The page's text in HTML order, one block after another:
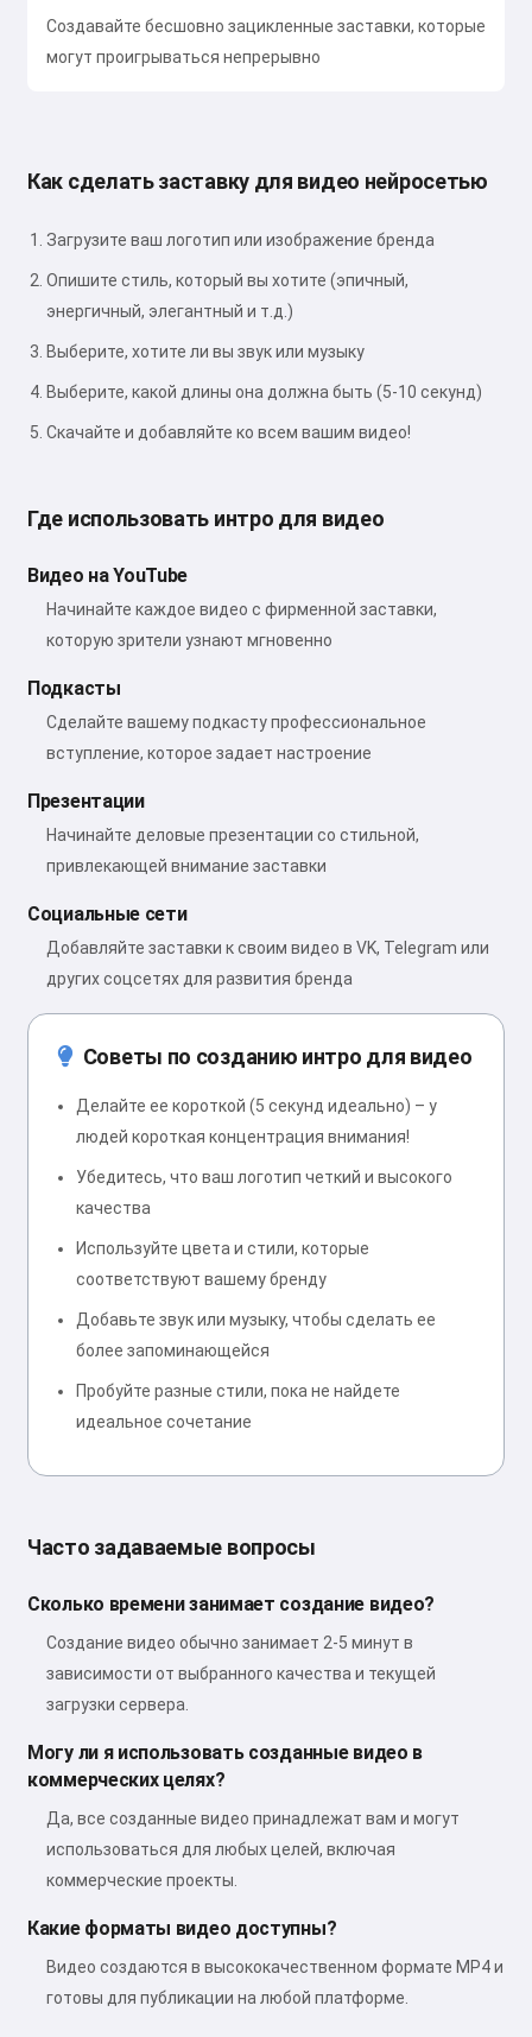
Создавайте бесшовно зацикленные заставки, которые
могут проигрываться непрерывно
Как сделать заставку для видео нейросетью
Загрузите ваш логотип или изображение бренда
Опишите стиль, который вы хотите (эпичный,
энергичный, элегантный и т.д.)
Выберите, хотите ли вы звук или музыку
Выберите, какой длины она должна быть (5-10 секунд)
Скачайте и добавляйте ко всем вашим видео!
Где использовать интро для видео
Видео на YouTube
Начинайте каждое видео с фирменной заставки,
которую зрители узнают мгновенно
Подкасты
Сделайте вашему подкасту профессиональное
вступление, которое задает настроение
Презентации
Начинайте деловые презентации со стильной,
привлекающей внимание заставки
Социальные сети
Добавляйте заставки к своим видео в VK, Telegram или
других соцсетях для развития бренда
Советы по созданию интро для видео
Делайте ее короткой (5 секунд идеально) – у
людей короткая концентрация внимания!
Убедитесь, что ваш логотип четкий и высокого
качества
Используйте цвета и стили, которые
соответствуют вашему бренду
Добавьте звук или музыку, чтобы сделать ее
более запоминающейся
Пробуйте разные стили, пока не найдете
идеальное сочетание
Часто задаваемые вопросы
Сколько времени занимает создание видео?
Создание видео обычно занимает 2-5 минут в
зависимости от выбранного качества и текущей
загрузки сервера.
Могу ли я использовать созданные видео в
коммерческих целях?
Да, все созданные видео принадлежат вам и могут
использоваться для любых целей, включая
коммерческие проекты.
Какие форматы видео доступны?
Видео создаются в высококачественном формате MP4 и
готовы для публикации на любой платформе.